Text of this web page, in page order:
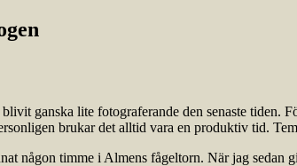
ganska lite fotograferande den senaste tiden.
brukar det alltid vara en produktiv tid.
någon timme i Almens fågeltorn. När jag